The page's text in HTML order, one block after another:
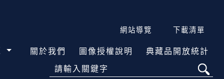
網站導覽 下載清單
關於我們 圖像授權說明 典藏品開放統計
請輸入關鍵字